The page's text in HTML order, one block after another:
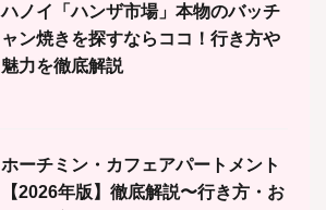
ハノイ「ハンザ市場」本物のバッチ
ャン焼きを探すならココ！行き方や
魅力を徹底解説
ホーチミン・カフェアパートメント
【2026年版】徹底解説〜行き方・お